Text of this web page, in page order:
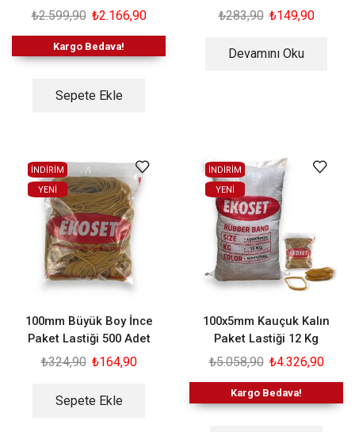
₺2.599,90 ₺2.166,90
Kargo Bedava!
Sepete Ekle
₺283,90 ₺149,90
Devamını Oku
İNDİRİM
YENI
100mm Büyük Boy İnce
Paket Lastiği 500 Adet
₺324,90 ₺164,90
Sepete Ekle
İNDİRİM
YENI
100x5mm Kauçuk Kalın
Paket Lastiği 12 Kg
₺5.058,90 ₺4.326,90
Kargo Bedava!